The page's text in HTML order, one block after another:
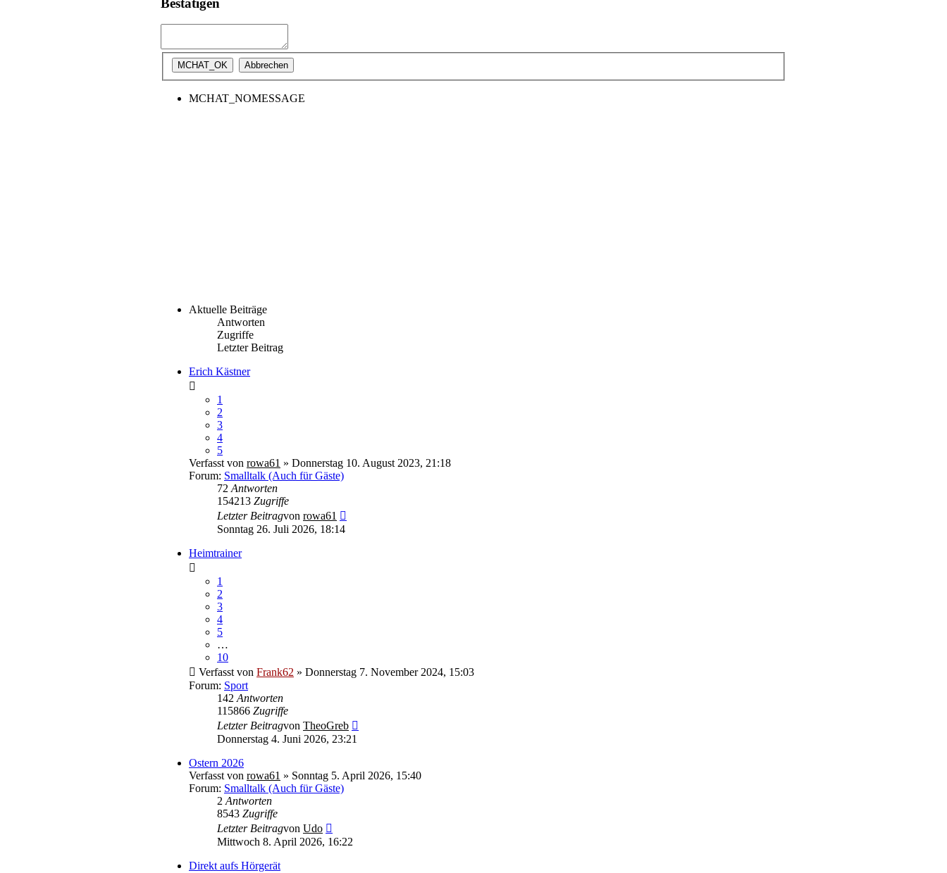
MCHAT_NOMESSAGE
Aktuelle Beiträge
Antworten
Zugriffe
Letzter Beitrag
Erich Kästner
1
2
3
4
5
Verfasst von rowa61 » Donnerstag 10. August 2023, 21:18
Forum: Smalltalk (Auch für Gäste)
72 Antworten
154213 Zugriffe
Letzter Beitragvon rowa61
Sonntag 26. Juli 2026, 18:14
Heimtrainer
1
2
3
4
5
…
10
Verfasst von Frank62 » Donnerstag 7. November 2024, 15:03
Forum: Sport
142 Antworten
115866 Zugriffe
Letzter Beitragvon TheoGreb
Donnerstag 4. Juni 2026, 23:21
Ostern 2026
Verfasst von rowa61 » Sonntag 5. April 2026, 15:40
Forum: Smalltalk (Auch für Gäste)
2 Antworten
8543 Zugriffe
Letzter Beitragvon Udo
Beitrag
Mittwoch 8. April 2026, 16:22
Direkt aufs Hörgerät